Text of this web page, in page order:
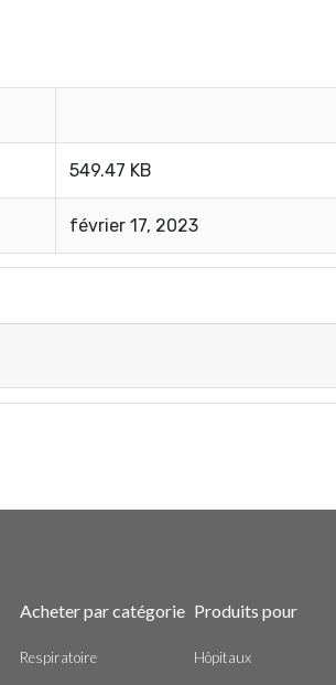
549.47 KB
février 17, 2023
Acheter par catégorie
Respiratoire
Produits pour
Hôpitaux